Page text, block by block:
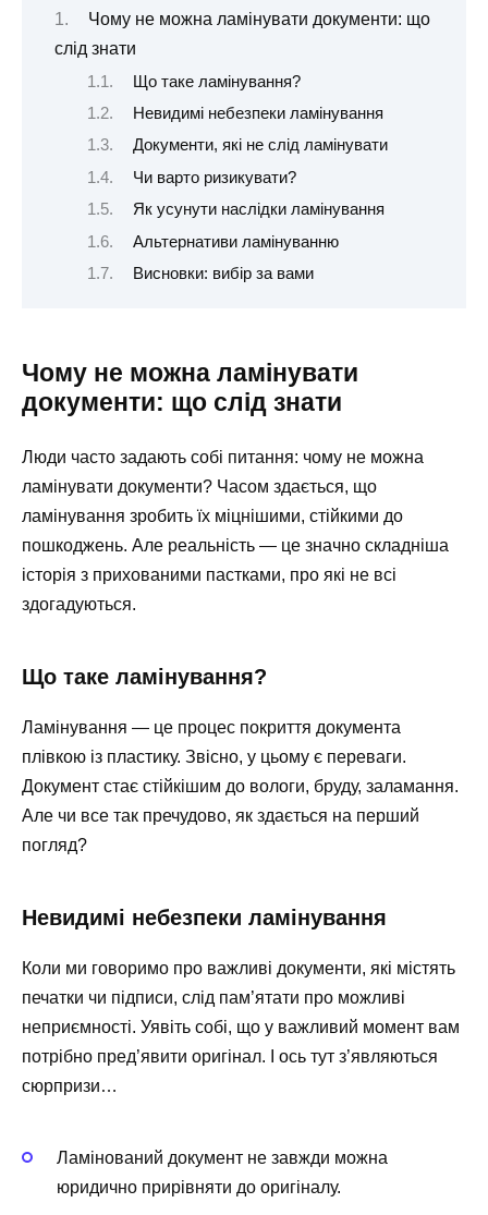
Чому не можна ламінувати документи: що
слід знати
Що таке ламінування?
Невидимі небезпеки ламінування
Документи, які не слід ламінувати
Чи варто ризикувати?
Як усунути наслідки ламінування
Альтернативи ламінуванню
Висновки: вибір за вами
Чому не можна ламінувати
документи: що слід знати
Люди часто задають собі питання: чому не можна
ламінувати документи? Часом здається, що
ламінування зробить їх міцнішими, стійкими до
пошкоджень. Але реальність — це значно складніша
історія з прихованими пастками, про які не всі
здогадуються.
Що таке ламінування?
Ламінування — це процес покриття документа
плівкою із пластику. Звісно, у цьому є переваги.
Документ стає стійкішим до вологи, бруду, заламання.
Але чи все так пречудово, як здається на перший
погляд?
Невидимі небезпеки ламінування
Коли ми говоримо про важливі документи, які містять
печатки чи підписи, слід пам’ятати про можливі
неприємності. Уявіть собі, що у важливий момент вам
потрібно пред’явити оригінал. І ось тут з’являються
сюрпризи…
Ламінований документ не завжди можна
юридично прирівняти до оригіналу.